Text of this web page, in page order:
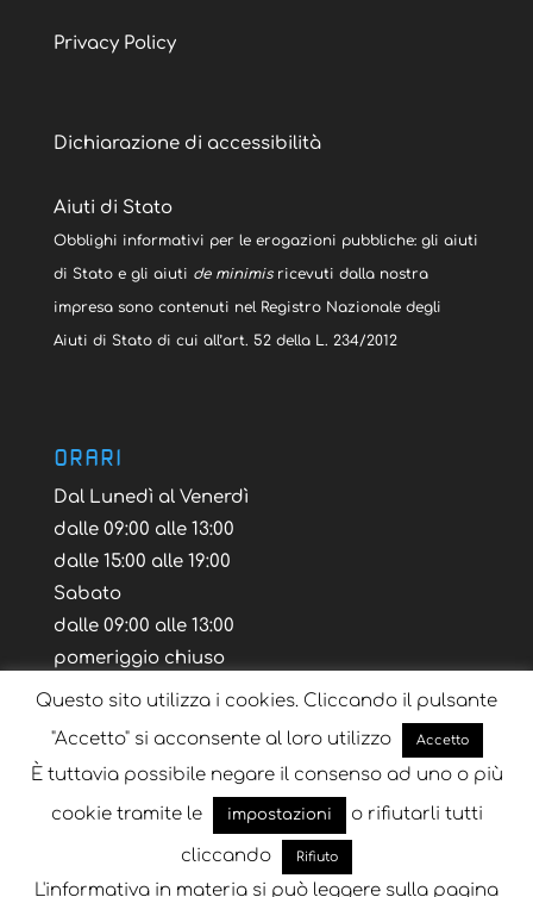
Privacy Policy
Dichiarazione di accessibilità
Aiuti di Stato
Obblighi informativi per le erogazioni pubbliche: gli aiuti
di Stato e gli aiuti de minimisricevuti dalla nostra
impresa sono contenuti nel Registro Nazionale degli
Aiuti di Stato di cui all’art. 52 della L. 234/2012
ORARI
Dal Lunedì al Venerdì
dalle 09:00 alle 13:00
dalle 15:00 alle 19:00
Sabato
dalle 09:00 alle 13:00
pomeriggio chiuso
Blog Tutorial Layout Volantino
Questo sito utilizza i cookies. Cliccando il pulsante
"Accetto" si acconsente al loro utilizzo
Accetto
È tuttavia possibile negare il consenso ad uno o più
cookie tramite le
impostazioni o rifiutarli tutti
cliccando Rifiuto
L'informativa in materia si può leggere sulla pagina